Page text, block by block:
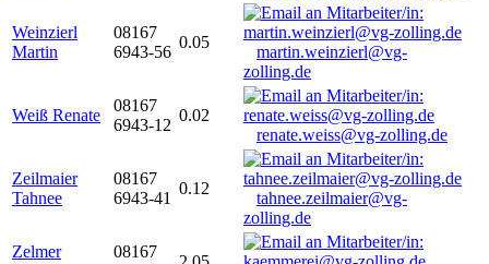
Weinzierl
Martin
08167
6943-56
0.05
martin.weinzierl@vg-
zolling.de
Weiß Renate
08167
6943-12
0.02
renate.weiss@vg-zolling.de
Zeilmaier
Tahnee
08167
6943-41
0.12
tahnee.zeilmaier@vg-
zolling.de
Zelmer
08167